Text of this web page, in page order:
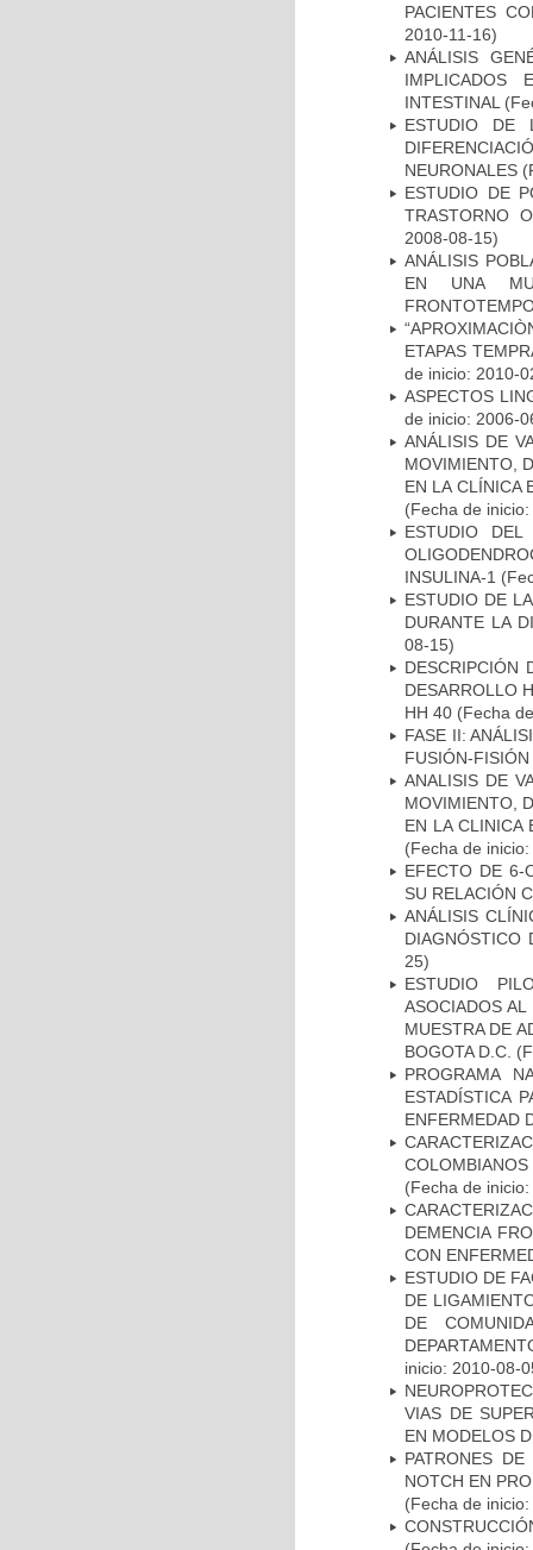
PACIENTES
2010-11-16)
ANÁLISIS
IMPLICADOS
INTESTINAL
ESTUDIO DE
NEURONALES
ESTUDIO DE
TRASTORNO
2008-08-15)
ANÁLISIS
EN UNA
ETAPAS
de inicio: 2010-
ASPECTOS
de inicio: 2006-
ANÁLISIS DE
MOVIMIENTO,
EN LA CLÍNICA
(Fecha de
ESTUDIO
INSULINA-1
ESTUDIO DE
DURANTE LA
08-15)
DESCRIPCIÓN
DESARROLLO
HH 40 (Fecha
FASE II:
FUSIÓN-
ANALISIS DE
MOVIMIENTO,
EN LA CLINICA
(Fecha de
EFECTO DE 6-
SU RELACIÓN
ANÁLISIS
DIAGNÓSTICO
25)
ESTUDIO
ASOCIADOS
MUESTRA DE
BOGOTA D.C.
PROGRAMA
ESTADÍSTICA
ENFERMEDAD
(Fecha de
DEMENCIA
CON
ESTUDIO DE
DE
DE
inicio: 2010-08-
VIAS DE
EN MODELOS
PATRONES
NOTCH EN
(Fecha de